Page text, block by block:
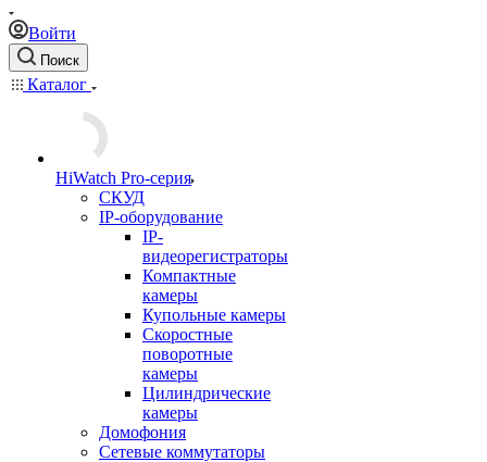
Войти
Поиск
Каталог
HiWatch Pro-серия
CКУД
IP-оборудование
IP-
видеорегистраторы
Компактные
камеры
Купольные камеры
Скоростные
поворотные
камеры
Цилиндрические
камеры
Домофония
Сетевые коммутаторы